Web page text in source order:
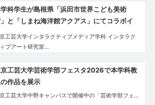
科学生が島根県「浜田市世界こども美術
と「しまね海洋館アクアス」にてコラボイ
ントを実施
工芸大学インタラクティブメディア学科 インタラク
ブアート研究室…
工芸大学芸術学部フェスタ2026で本学科教
の作品を展示
工芸大学中野キャンパスで開催中の「芸術学部フェ…